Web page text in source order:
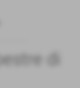
di